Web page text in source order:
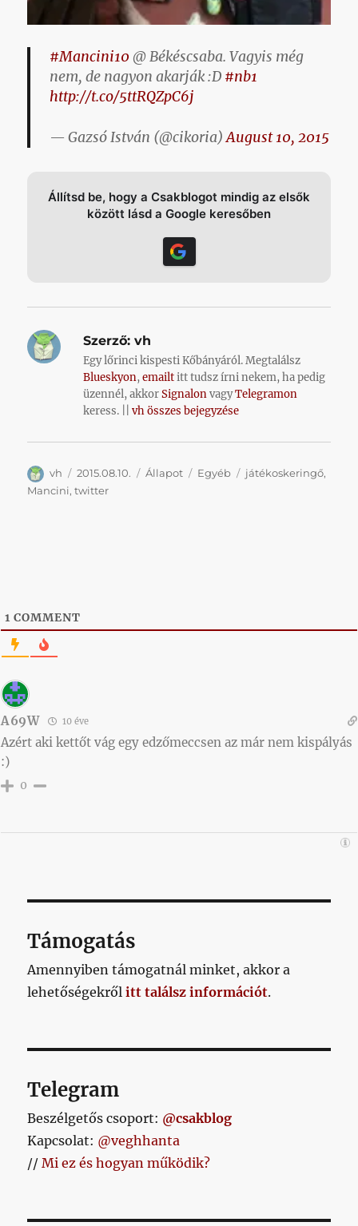
#Mancini10 @ Békéscsaba. Vagyis még
nem, de nagyon akarják :D #nb1
http://t.co/5ttRQZpC6j
— Gazsó István (@cikoria)August 10, 2015
Állítsd be, hogy a Csakblogot mindig az elsők
között lásd a Google keresőben
Szerző: vh
Egy lőrinci kispesti Kőbányáról. Megtalálsz
Blueskyon,emailtitt tudsz írni nekem, ha pedig
üzennél, akkorSignalonvagyTelegramon
keress. ||vh összes bejegyzése
Szerző
vh Közzétéve
2015.08.10. Forma
Állapot Kategória
Egyéb Címke
játékoskeringő,
Mancini,twitter
1 COMMENT
A69W 10 éve
Azért aki kettőt vág egy edzőmeccsen az már nem kispályás
:)
0
Támogatás
Amennyiben támogatnál minket, akkor a
lehetőségekrőlitt találsz információt.
Telegram
Beszélgetős csoport: @csakblog
Kapcsolat: @veghhanta
//Mi ez és hogyan működik?